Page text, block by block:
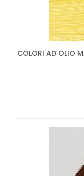
COLORI AD OLIO